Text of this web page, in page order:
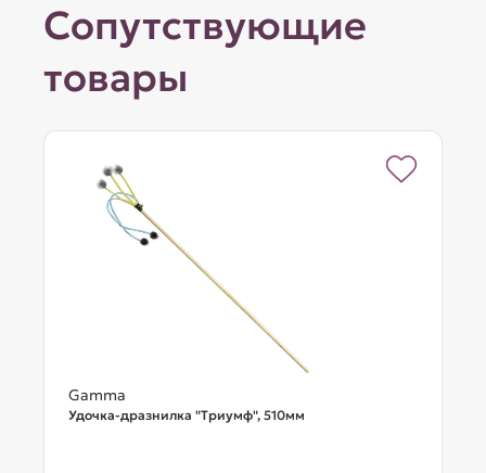
Сопутствующие
товары
Gamma
Удочка-дразнилка "Триумф", 510мм